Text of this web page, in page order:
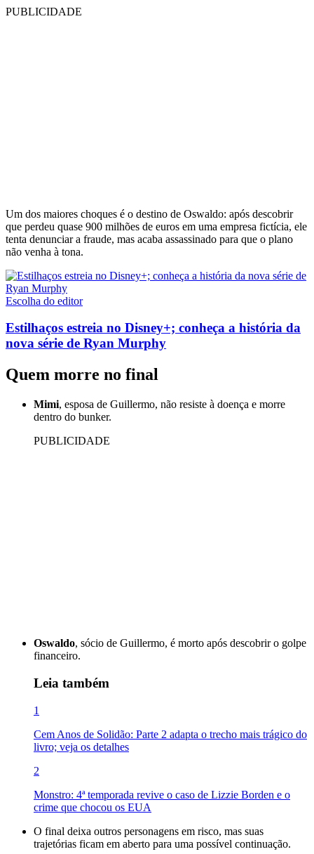
PUBLICIDADE
Um dos maiores choques é o destino de Oswaldo: após descobrir
que perdeu quase 900 milhões de euros em uma empresa fictícia, ele
tenta denunciar a fraude, mas acaba assassinado para que o plano
não venha à tona.
Escolha do editor
Estilhaços estreia no Disney+; conheça a história da
nova série de Ryan Murphy
Quem morre no final
Mimi, esposa de Guillermo, não resiste à doença e morre
dentro do bunker.
PUBLICIDADE
Oswaldo, sócio de Guillermo, é morto após descobrir o golpe
financeiro.
Leia também
1
Cem Anos de Solidão: Parte 2 adapta o trecho mais trágico do
livro; veja os detalhes
2
Monstro: 4ª temporada revive o caso de Lizzie Borden e o
crime que chocou os EUA
O final deixa outros personagens em risco, mas suas
trajetórias ficam em aberto para uma possível continuação.